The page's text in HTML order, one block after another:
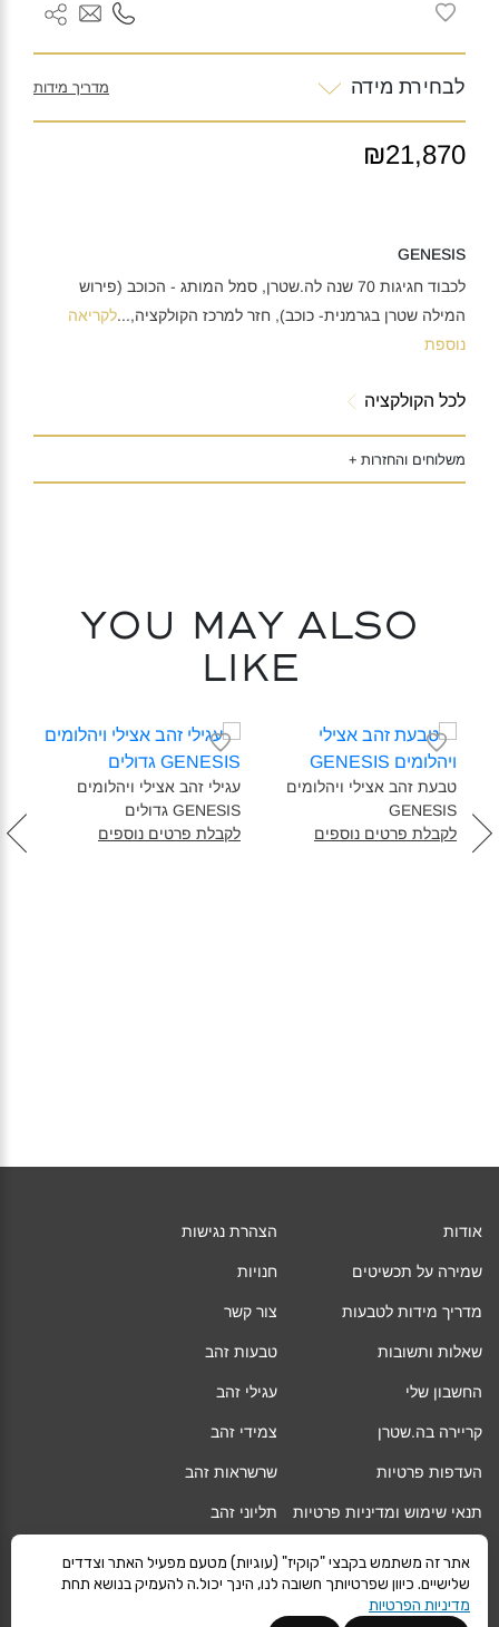
לבחירת מידה מדריך מידות
₪21,870
GENESIS
לכבוד חגיגות 70 שנה לה.שטרן, סמל המותג - הכוכב (פירוש
המילה שטרן בגרמנית- כוכב), חזר למרכז הקולקציה,...לקריאה
נוספת
לכל הקולקציה
משלוחים והחזרות +
You may also
like
טבעת זהב אצילי ויהלומים
GENESIS‎
לקבלת פרטים נוספים
עגילי זהב אצילי ויהלומים
GENESIS גדולים‎
לקבלת פרטים נוספים
אודות
שמירה על תכשיטים
מדריך מידות לטבעות
שאלות ותשובות
החשבון שלי
קריירה בה.שטרן
העדפות פרטיות
תנאי שימוש ומדיניות פרטיות
החלפה/החזרה/ביטול עסקה
אחריות
הצהרת נגישות
חנויות
צור קשר
טבעות זהב
עגילי זהב
צמידי זהב
שרשראות זהב
תליוני זהב
גיפט קארד
מגזין
אתר זה משתמש בקבצי "קוקיז" (עוגיות) מטעם מפעיל האתר וצדדים
שלישיים. כיוון שפרטיותך חשובה לנו, הינך יכול.ה להעמיק בנושא תחת
מדיניות הפרטיות